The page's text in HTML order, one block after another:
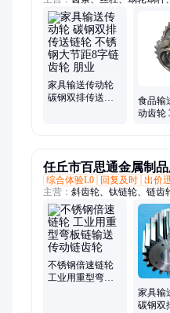
家具输送传动轮
碳钢双排传送链
食品输
动齿轮
任丘市百思通金属制
综合体验L0
回复及时 出价
主营： 斜齿轮、钛链轮、链齿
伞齿轮、齿链轮、直齿轮、双
轮、链条链轮、拼接链轮、链
长齿条、皮带轮、同步轮
不锈钢倍速链轮
工业用重型弯板
家具输
碳钢双